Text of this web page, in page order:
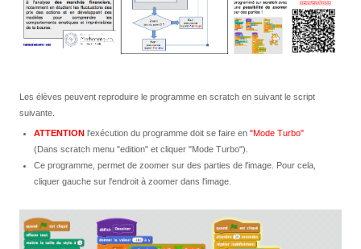
Les élèves peuvent reproduire le programme en scratch en suivant le script
suivante.
ATTENTIONl'exécution du programme doit se faire en "Mode Turbo"
(Dans scratch menu "edition" et cliquer "Mode Turbo").
Ce programme, permet de zoomer sur des parties de l'image. Pour cela,
cliquer gauche sur l'endroit à zoomer dans l'image.